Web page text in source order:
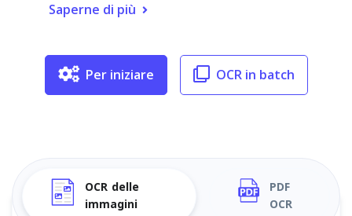
Saperne di più
Per iniziare OCR in batch
OCR delle
immagini
PDF
OCR